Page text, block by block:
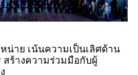
น่าย เน้นความเป็นเลิศด้าน
สร้างความร่วมมือกับผู้